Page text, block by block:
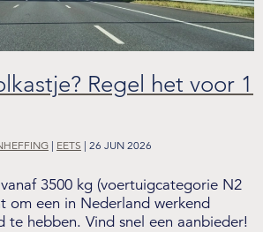
Regel het voor 1
| EETS | 26 JUN 2026
3500 kg (voertuigcategorie N2
om een in Nederland werkend
te hebben. Vind snel een aanbieder!